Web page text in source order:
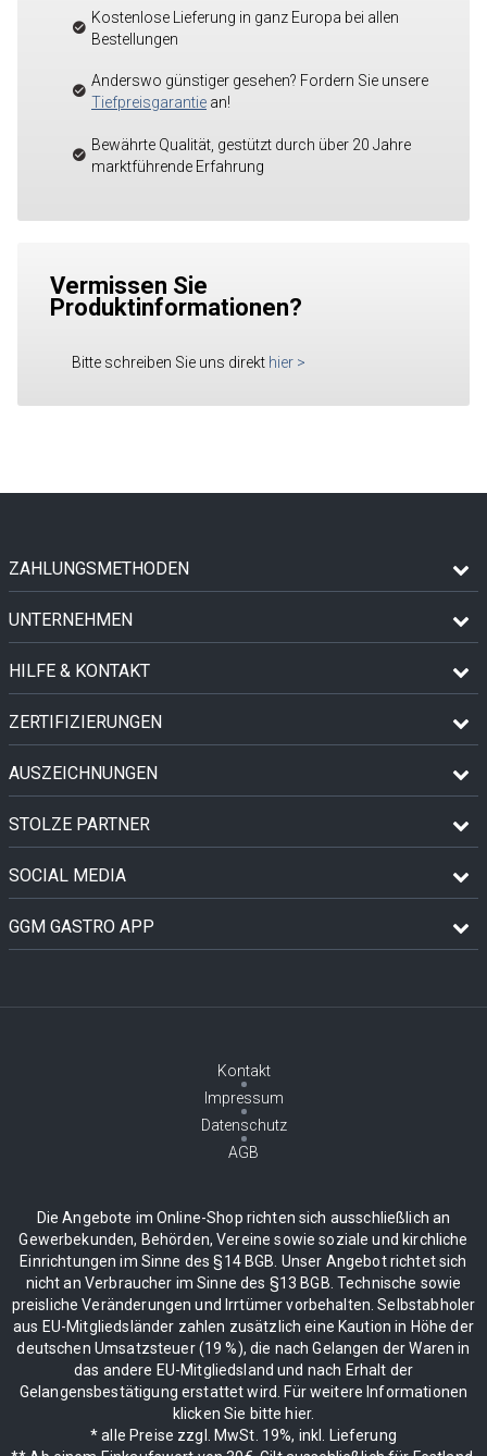
Kostenlose Lieferung in ganz Europa bei allen
Bestellungen
Anderswo günstiger gesehen? Fordern Sie unsere
Tiefpreisgarantie an!
Bewährte Qualität, gestützt durch über 20 Jahre
marktführende Erfahrung
Vermissen Sie
Produktinformationen?
Bitte schreiben Sie uns direkt hier >
ZAHLUNGSMETHODEN
UNTERNEHMEN
HILFE & KONTAKT
ZERTIFIZIERUNGEN
AUSZEICHNUNGEN
STOLZE PARTNER
SOCIAL MEDIA
GGM GASTRO APP
Kontakt
Impressum
Datenschutz
AGB
Die Angebote im Online-Shop richten sich ausschließlich an
Gewerbekunden, Behörden, Vereine sowie soziale und kirchliche
Einrichtungen im Sinne des §14 BGB. Unser Angebot richtet sich
nicht an Verbraucher im Sinne des §13 BGB. Technische sowie
preisliche Veränderungen und Irrtümer vorbehalten. Selbstabholer
aus EU-Mitgliedsländer zahlen zusätzlich eine Kaution in Höhe der
deutschen Umsatzsteuer (19 %), die nach Gelangen der Waren in
das andere EU-Mitgliedsland und nach Erhalt der
Gelangensbestätigung erstattet wird. Für weitere Informationen
klicken Sie bitte hier.
* alle Preise zzgl. MwSt. 19%, inkl. Lieferung